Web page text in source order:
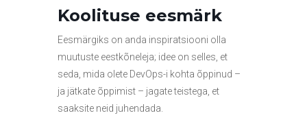
Koolituse eesmärk
Eesmärgiks on anda inspiratsiooni olla
muutuste eestkõneleja; idee on selles, et
seda, mida olete DevOps-i kohta õppinud –
ja jätkate õppimist – jagate teistega, et
saaksite neid juhendada.